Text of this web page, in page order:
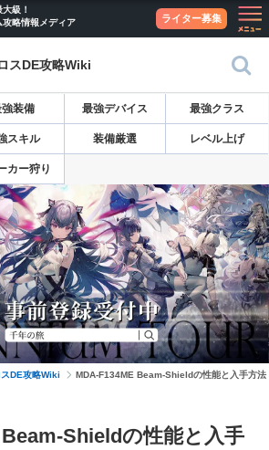
大級！
攻略情報メディア
ライター募集
スDE攻略Wiki
装備 最強デバイス 最強クラス
スキル 装備厳選 レベル上げ
カー狩り
DE攻略Wiki MDA-F134ME Beam-Shieldの性能と入手方法
Shieldの性能と入手